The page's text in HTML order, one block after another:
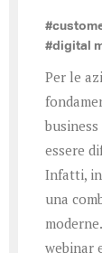
#digital
Per le
essere
Infatti,
una
webinar